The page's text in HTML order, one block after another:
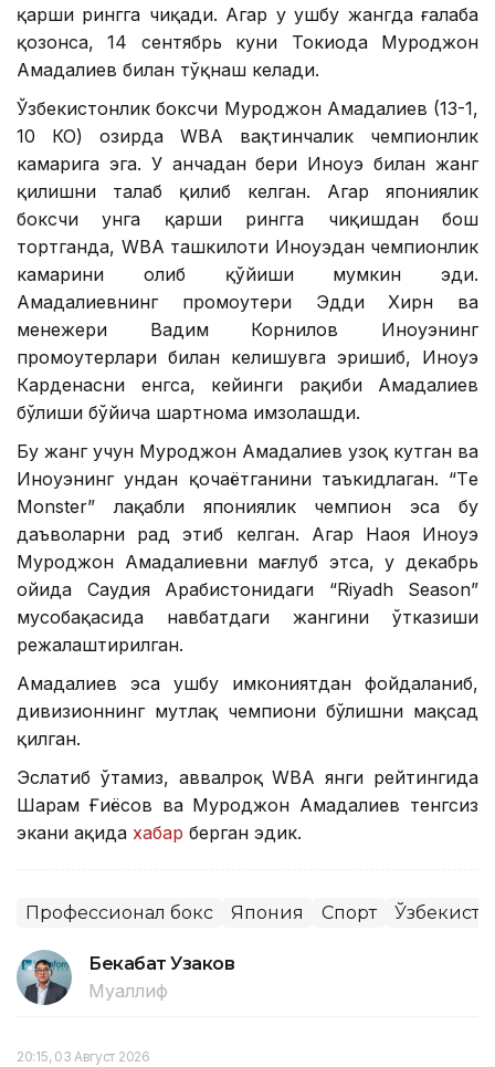
қарши рингга чиқади. Агар у ушбу жангда ғалаба
қозонса, 14 сентябрь куни Токиода Муроджон
Аҳмадалиев билан тўқнаш келади.
Ўзбекистонлик боксчи Муроджон Аҳмадалиев (13-1,
10 КО) ҳозирда WBA вақтинчалик чемпионлик
камарига эга. У анчадан бери Иноуэ билан жанг
қилишни талаб қилиб келган. Агар япониялик
боксчи унга қарши рингга чиқишдан бош
тортганда, WBA ташкилоти Иноуэдан чемпионлик
камарини олиб қўйиши мумкин эди.
Аҳмадалиевнинг промоутери Эдди Хирн ва
менежери Вадим Корнилов Иноуэнинг
промоутерлари билан келишувга эришиб, Иноуэ
Карденасни енгса, кейинги рақиби Аҳмадалиев
бўлиши бўйича шартнома имзолашди.
Бу жанг учун Муроджон Аҳмадалиев узоқ кутган ва
Иноуэнинг ундан қочаётганини таъкидлаган. “Тҳе
Monster” лақабли япониялик чемпион эса бу
даъволарни рад этиб келган. Агар Наоя Иноуэ
Муроджон Аҳмадалиевни мағлуб этса, у декабрь
ойида Саудия Арабистонидаги “Riyadh Season”
мусобақасида навбатдаги жангини ўтказиши
режалаштирилган.
Аҳмадалиев эса ушбу имкониятдан фойдаланиб,
дивизионнинг мутлақ чемпиони бўлишни мақсад
қилган.
Эслатиб ўтамиз, аввалроқ WBA янги рейтингида
Шаҳрам Ғиёсов ва Муроджон Аҳмадалиев тенгсиз
экани ҳақида хабар берган эдик.
Профессионал бокс Япония Спорт
Бекабат Узаков
Муаллиф
20:15, 03 Август 2026